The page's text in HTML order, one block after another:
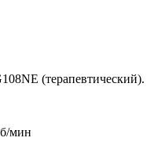
(терапевтический).
мин